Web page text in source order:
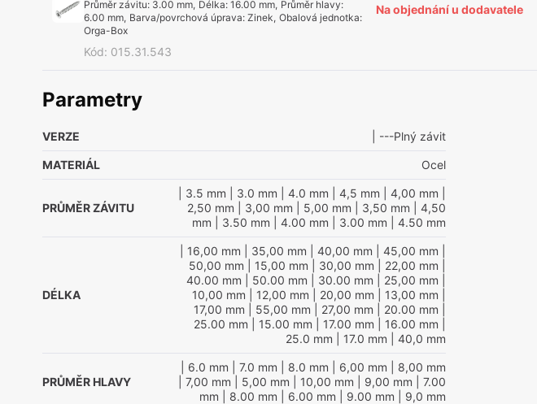
Průměr závitu: 3.00 mm, Délka: 16.00 mm, Průměr hlavy:
6.00 mm, Barva/povrchová úprava: Zinek, Obalová jednotka:
Orga-Box
Kód: 015.31.543
Na objednání u dodavatele
Parametry
VERZE | ---Plný závit
MATERIÁL Ocel
PRŮMĚR ZÁVITU
| 3.5 mm | 3.0 mm | 4.0 mm | 4,5 mm | 4,00 mm
2,50 mm | 3,00 mm | 5,00 mm | 3,50 mm | 4,50
mm | 3.50 mm | 4.00 mm | 3.00 mm | 4.50 mm
DÉLKA
| 16,00 mm | 35,00 mm | 40,00 mm | 45,00 mm
50,00 mm | 15,00 mm | 30,00 mm | 22,00 mm
40.00 mm | 50.00 mm | 30.00 mm | 25,00 mm
10,00 mm | 12,00 mm | 20,00 mm | 13,00 mm
17,00 mm | 55,00 mm | 27,00 mm | 20.00 mm
25.00 mm | 15.00 mm | 17.00 mm | 16.00 mm
25.0 mm | 17.0 mm | 40,0 mm
PRŮMĚR HLAVY
| 6.0 mm | 7.0 mm | 8.0 mm | 6,00 mm | 8,00 mm
| 7,00 mm | 5,00 mm | 10,00 mm | 9,00 mm | 7.00
mm | 8.00 mm | 6.00 mm | 9.00 mm | 9,0 mm